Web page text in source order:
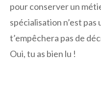
pour conserver un
spécialisation n’est
t’empêchera pas de
Oui, tu as bien lu !